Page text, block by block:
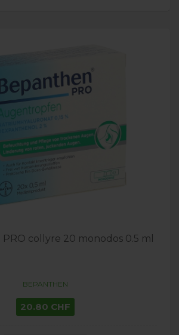
PRO collyre 20 monodos 0.5 ml
BEPANTHEN
20.80 CHF